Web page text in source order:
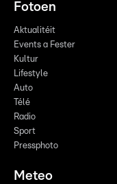
Fotoen
Aktualitéit
Events a Fester
Kultur
Lifestyle
Auto
Télé
Radio
Sport
Pressphoto
Meteo